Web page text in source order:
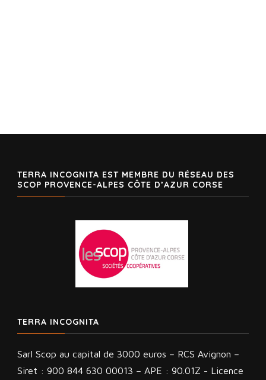
TERRA INCOGNITA EST MEMBRE DU RÉSEAU DES
SCOP PROVENCE-ALPES CÔTE D’AZUR CORSE
TERRA INCOGNITA
Sarl Scop au capital de 3000 euros – RCS Avignon –
Siret : 900 844 630 00013 – APE : 90.01Z - Licence